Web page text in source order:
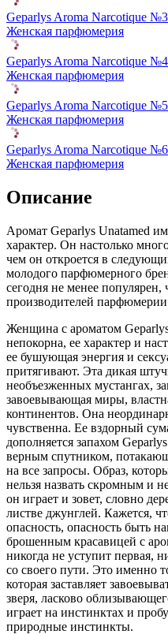
Geparlys Aroma Narcotique №3
Женская парфюмерия
Geparlys Aroma Narcotique №4
Женская парфюмерия
Geparlys Aroma Narcotique №5
Женская парфюмерия
Geparlys Aroma Narcotique №6
Женская парфюмерия
Описание
Аромат Geparlys Unatamed
характер. Он настолько
чем он откроется в
молодого парфюмерного
сегодня не менее
производителей парфюмерии
Женщина с ароматом
непокорна, ее характер и
ее бушующая энергия и
притягивают. Эта дикая
необъезженных мустангах,
завоевывающая миры,
континентов. Она
чувственна. Ее вздорный
дополняется запахом
верным спутником,
на все запросы. Образ,
нельзя назвать скромным и
он играет и зовет, словно
листве джунглей. Кажется,
опасность, опасность быть
брошенным красавицей с
никогда не уступит первая,
со своего пути. Это именно
которая заставляет
зверя, ласково
играет на инстинктах и
природные инстинкты.